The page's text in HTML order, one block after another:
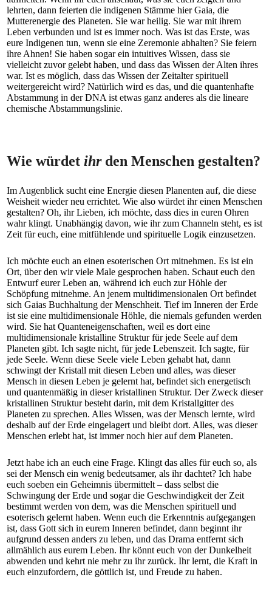
lehrten, dann feierten die indigenen Stämme hier Gaia, die
Mutterenergie des Planeten. Sie war heilig. Sie war mit ihrem
Leben verbunden und ist es immer noch. Was ist das Erste, was
eure Indigenen tun, wenn sie eine Zeremonie abhalten? Sie feiern
ihre Ahnen! Sie haben sogar ein intuitives Wissen, dass sie
vielleicht zuvor gelebt haben, und dass das Wissen der Alten ihres
war. Ist es möglich, dass das Wissen der Zeitalter spirituell
weitergereicht wird? Natürlich wird es das, und die quantenhafte
Abstammung in der DNA ist etwas ganz anderes als die lineare
chemische Abstammungslinie.
Wie würdet ihrden Menschen gestalten?
Im Augenblick sucht eine Energie diesen Planenten auf, die diese
Weisheit wieder neu errichtet. Wie also würdet ihr einen Menschen
gestalten? Oh, ihr Lieben, ich möchte, dass dies in euren Ohren
wahr klingt. Unabhängig davon, wie ihr zum Channeln steht, es ist
Zeit für euch, eine mitfühlende und spirituelle Logik einzusetzen.
Ich möchte euch an einen esoterischen Ort mitnehmen. Es ist ein
Ort, über den wir viele Male gesprochen haben. Schaut euch den
Entwurf eurer Leben an, während ich euch zur Höhle der
Schöpfung mitnehme. An jenem multidimensionalen Ort befindet
sich Gaias Buchhaltung der Menschheit. Tief im Inneren der Erde
ist sie eine multidimensionale Höhle, die niemals gefunden werden
wird. Sie hat Quanteneigenschaften, weil es dort eine
multidimensionale kristalline Struktur für jede Seele auf dem
Planeten gibt. Ich sagte nicht, für jede Lebenszeit. Ich sagte, für
jede Seele. Wenn diese Seele viele Leben gehabt hat, dann
schwingt der Kristall mit diesen Leben und alles, was dieser
Mensch in diesen Leben je gelernt hat, befindet sich energetisch
und quantenmäßig in dieser kristallinen Struktur. Der Zweck dieser
kristallinen Struktur besteht darin, mit dem Kristallgitter des
Planeten zu sprechen. Alles Wissen, was der Mensch lernte, wird
deshalb auf der Erde eingelagert und bleibt dort. Alles, was dieser
Menschen erlebt hat, ist immer noch hier auf dem Planeten.
Jetzt habe ich an euch eine Frage. Klingt das alles für euch so, als
sei der Mensch ein wenig bedeutsamer, als ihr dachtet? Ich habe
euch soeben ein Geheimnis übermittelt – dass selbst die
Schwingung der Erde und sogar die Geschwindigkeit der Zeit
bestimmt werden von dem, was die Menschen spirituell und
esoterisch gelernt haben. Wenn euch die Erkenntnis aufgegangen
ist, dass Gott sich in eurem Inneren befindet, dann beginnt ihr
aufgrund dessen anders zu leben, und das Drama entfernt sich
allmählich aus eurem Leben. Ihr könnt euch von der Dunkelheit
abwenden und kehrt nie mehr zu ihr zurück. Ihr lernt, die Kraft in
euch einzufordern, die göttlich ist, und Freude zu haben.